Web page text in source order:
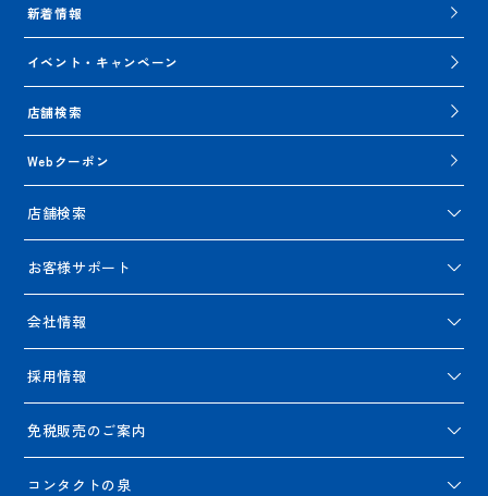
新着情報
イベント・キャンペーン
店舗検索
Webクーポン
店舗検索
お客様サポート
会社情報
採用情報
免税販売のご案内
コンタクトの泉